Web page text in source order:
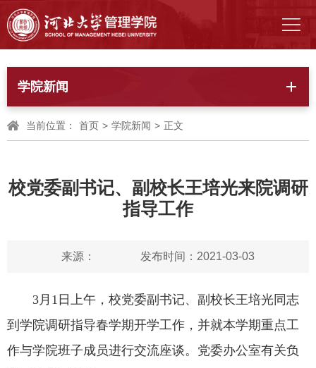
学院新闻
当前位置： 首页 > 学院新闻 > 正文
校党委副书记、副校长王培光来院调研
指导工作
来源： 发布时间：2021-03-03
3月1日上午，校党委副书记、副校长王培光同志
到学院调研指导春学期开学工作，并就本学期重点工
作与学院班子成员进行交流座谈。党委办公室有关负